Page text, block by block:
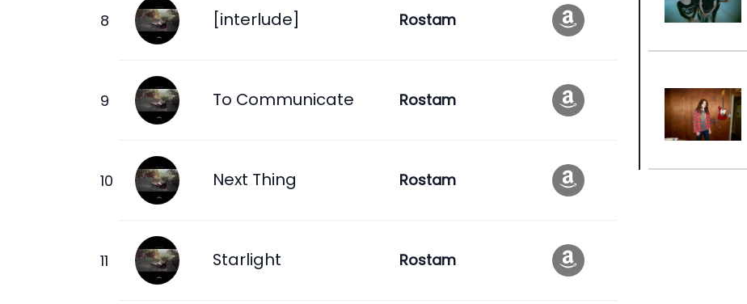
[interlude] Rostam
To Communicate Rostam
Next Thing Rostam
Starlight Rostam